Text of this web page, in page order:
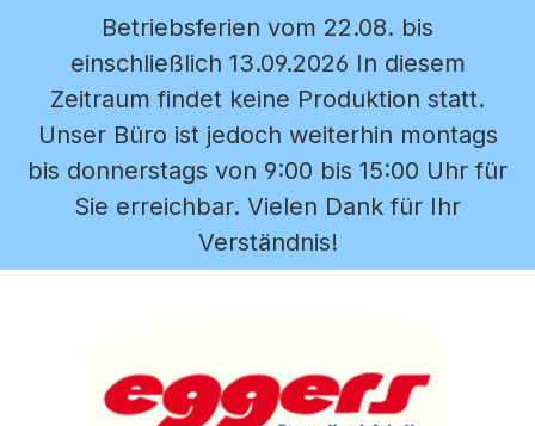
Zum Hauptinhalt springen
Betriebsferien vom 22.08. bis
einschließlich 13.09.2026 In diesem
Zeitraum findet keine Produktion statt.
Unser Büro ist jedoch weiterhin montags
bis donnerstags von 9:00 bis 15:00 Uhr für
Sie erreichbar. Vielen Dank für Ihr
Verständnis!